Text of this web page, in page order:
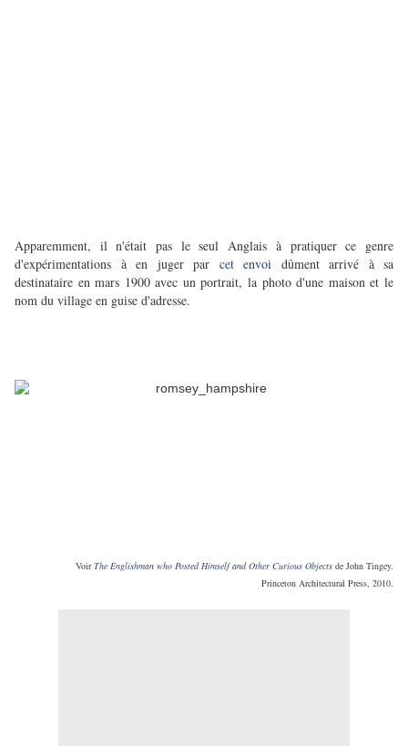
Apparemment, il n'était pas le seul Anglais à pratiquer ce genre
d'expérimentations à en juger par cet envoi dûment arrivé à sa
destinataire en mars 1900 avec un portrait, la photo d'une maison et le
nom du village en guise d'adresse.
VoirThe Englishman who Posted Himself and Other Curious Objects de John Tingey.
Princeton Architectural Press, 2010.